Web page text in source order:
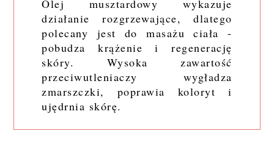
Olej musztardowy wykazuje
działanie rozgrzewające, dlatego
polecany jest do masażu ciała -
pobudza krążenie i regenerację
skóry. Wysoka zawartość
przeciwutleniaczy wygładza
zmarszczki, poprawia koloryt i
ujędrnia skórę.